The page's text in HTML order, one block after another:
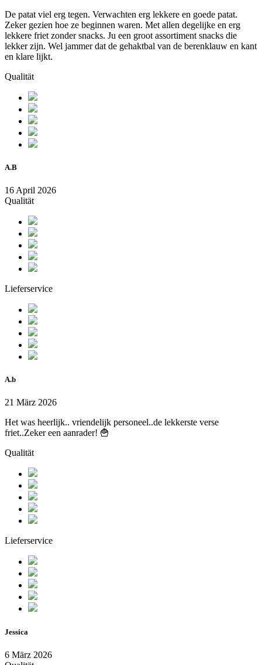
De patat viel erg tegen. Verwachten erg lekkere en goede patat.
Zeker gezien hoe ze beginnen waren. Met allen degelijke en erg
lekkere friet zonder snacks. Ju een groot assortiment snacks die
lekker zijn. Wel jammer dat de gehaktbal van de berenklauw en kant
en klare lijkt.
Qualität
A.B
16 April 2026
Qualität
Lieferservice
A.b
21 März 2026
Het was heerlijk.. vriendelijk personeel..de lekkerste verse
friet..Zeker een aanrader! 🍟
Qualität
Lieferservice
Jessica
6 März 2026